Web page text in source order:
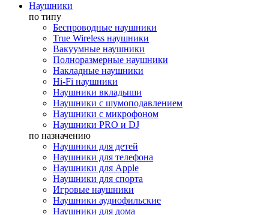
Наушники
по типу
Беспроводные наушники
True Wireless наушники
Вакуумные наушники
Полноразмерные наушники
Накладные наушники
Hi-Fi наушники
Наушники вкладыши
Наушники с шумоподавлением
Наушники с микрофоном
Наушники PRO и DJ
по назначению
Наушники для детей
Наушники для телефона
Наушники для Apple
Наушники для спорта
Игровые наушники
Наушники аудиофильские
Наушники для дома